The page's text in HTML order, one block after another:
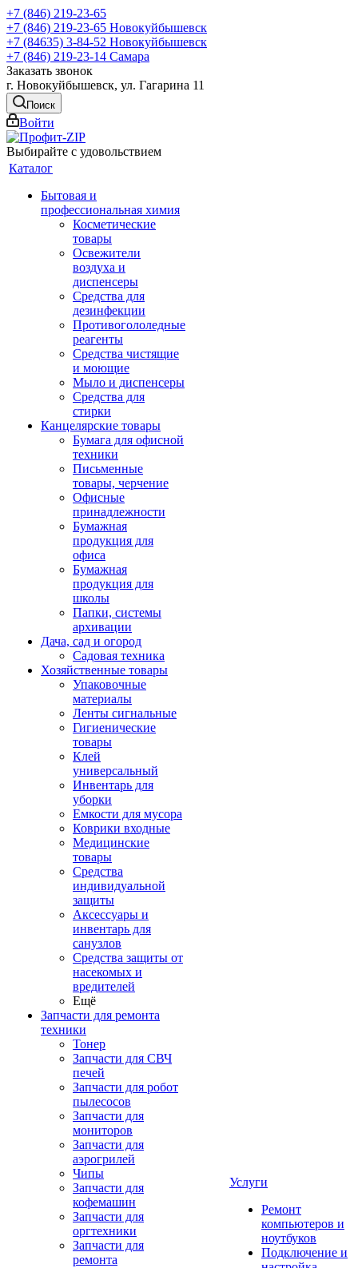
+7 (846) 219-23-65
+7 (846) 219-23-65 Новокуйбышевск
+7 (84635) 3-84-52 Новокуйбышевск
+7 (846) 219-23-14 Самара
Заказать звонок
г. Новокуйбышевск, ул. Гагарина 11
Поиск
Войти
Выбирайте с удовольствием
Каталог
Бытовая и
профессиональная химия
Косметические
товары
Освежители
воздуха и
диспенсеры
Средства для
дезинфекции
Противогололедные
реагенты
Средства чистящие
и моющие
Мыло и диспенсеры
Средства для
стирки
Канцелярские товары
Бумага для офисной
техники
Письменные
товары, черчение
Офисные
принадлежности
Бумажная
продукция для
офиса
Бумажная
продукция для
школы
Папки, системы
архивации
Дача, сад и огород
Садовая техника
Хозяйственные товары
Упаковочные
материалы
Ленты сигнальные
Гигиенические
товары
Клей
универсальный
Инвентарь для
уборки
Емкости для мусора
Коврики входные
Медицинские
товары
Средства
индивидуальной
защиты
Аксессуары и
инвентарь для
санузлов
Средства защиты от
насекомых и
вредителей
Ещё
Запчасти для ремонта
техники
Тонер
Запчасти для СВЧ
печей
Запчасти для робот
пылесосов
Запчасти для
мониторов
Запчасти для
аэрогрилей
Чипы
Запчасти для
кофемашин
Запчасти для
оргтехники
Запчасти для
ремонта
Услуги
Ремонт
компьютеров и
ноутбуков
Подключение и